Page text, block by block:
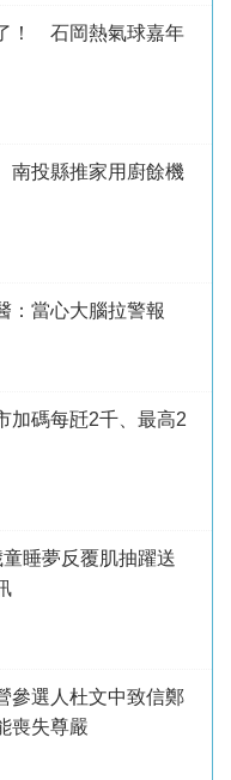
！ 石岡熱氣球嘉年
投縣推家用廚餘機
當心大腦拉警報
碼每瓩2千、最高2
睡夢反覆肌抽躍送
選人杜文中致信鄭
喪失尊嚴